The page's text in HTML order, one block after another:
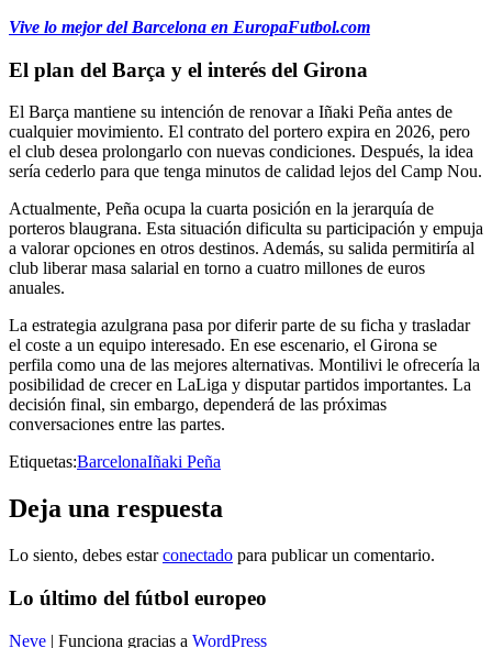
Vive lo mejor del Barcelona en EuropaFutbol.com
El plan del Barça y el interés del Girona
El Barça mantiene su intención de renovar a Iñaki Peña antes de
cualquier movimiento. El contrato del portero expira en 2026, pero
el club desea prolongarlo con nuevas condiciones. Después, la idea
sería cederlo para que tenga minutos de calidad lejos del Camp Nou.
Actualmente, Peña ocupa la cuarta posición en la jerarquía de
porteros blaugrana. Esta situación dificulta su participación y empuja
a valorar opciones en otros destinos. Además, su salida permitiría al
club liberar masa salarial en torno a cuatro millones de euros
anuales.
La estrategia azulgrana pasa por diferir parte de su ficha y trasladar
el coste a un equipo interesado. En ese escenario, el Girona se
perfila como una de las mejores alternativas. Montilivi le ofrecería la
posibilidad de crecer en LaLiga y disputar partidos importantes. La
decisión final, sin embargo, dependerá de las próximas
conversaciones entre las partes.
Etiquetas:BarcelonaIñaki Peña
Deja una respuesta
Lo siento, debes estarconectado para publicar un comentario.
Lo último del fútbol europeo
Neve | Funciona gracias a WordPress